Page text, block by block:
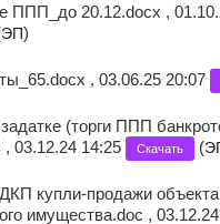
ППП_до 20.12.docx ,
ЭП)
, 03.06.25 20:07
(торги ППП
03.12.24 14:25
Скачать (
купли-продажи объекта
имущества.doc ,